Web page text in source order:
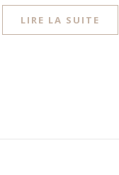
LIRE LA SUITE